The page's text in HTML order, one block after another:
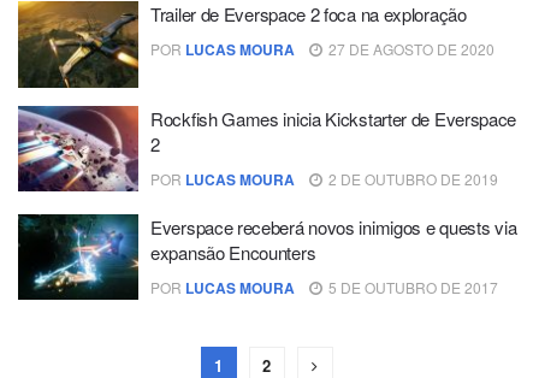
Trailer de Everspace 2 foca na exploração
POR LUCAS MOURA 27 DE AGOSTO DE 2020
Rockfish Games inicia Kickstarter de Everspace
2
POR LUCAS MOURA 2 DE OUTUBRO DE 2019
Everspace receberá novos inimigos e quests via
expansão Encounters
POR LUCAS MOURA 5 DE OUTUBRO DE 2017
1 2